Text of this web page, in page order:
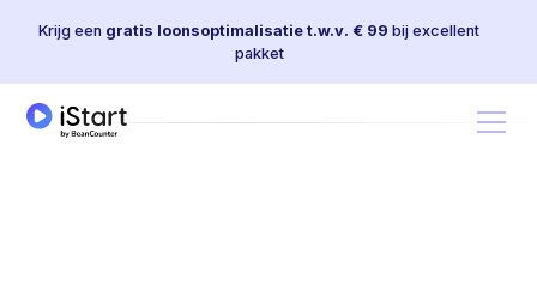
Krijg een gratis loonsoptimalisatie t.w.v. € 99 bij excellent
pakket